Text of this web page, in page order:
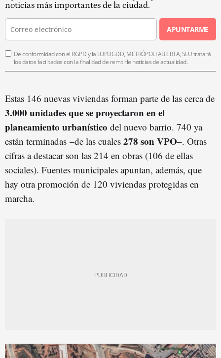
noticias más importantes de la ciudad.
APUNTARME
De conformidad con el RGPD y la LOPDGDD, METRÓPOLI ABIERTA, SLU tratará
los datos facilitados con la finalidad de remitirle noticias de actualidad.
Estas 146 nuevas viviendas forman parte de las cerca de
3.000 unidades que se proyectaron en el
planeamiento urbanístico del nuevo barrio. 740 ya
están terminadas –de las cuales 278 son VPO–. Otras
cifras a destacar son las 214 en obras (106 de ellas
sociales). Fuentes municipales apuntan, además, que
hay otra promoción de 120 viviendas protegidas en
marcha.